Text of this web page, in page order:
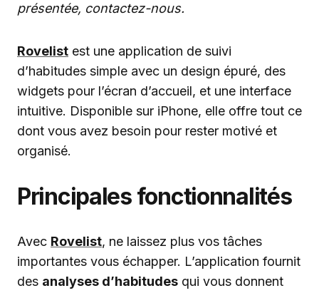
présentée, contactez-nous.
Rovelist est une application de suivi
d’habitudes simple avec un design épuré, des
widgets pour l’écran d’accueil, et une interface
intuitive. Disponible sur iPhone, elle offre tout ce
dont vous avez besoin pour rester motivé et
organisé.
Principales fonctionnalités
Avec Rovelist, ne laissez plus vos tâches
importantes vous échapper. L’application fournit
des analyses d’habitudes qui vous donnent